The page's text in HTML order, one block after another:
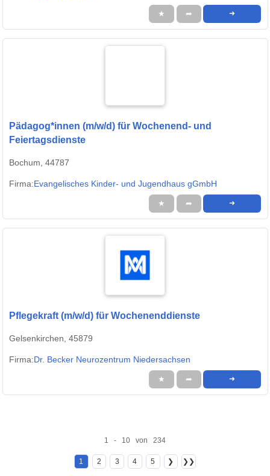
★ ➦ ➜
Pädagog*innen (m/w/d) für Wochenend- und
Feiertagsdienste
Bochum, 44787
Firma:Evangelisches Kinder- und Jugendhaus gGmbH
★ ➦ ➜
Pflegekraft (m/w/d) für Wochenenddienste
Gelsenkirchen, 45879
Firma:Dr. Becker Neurozentrum Niedersachsen
★ ➦ ➜
1 - 10 von 234
1 2 3 4 5 ❯ ❯❯